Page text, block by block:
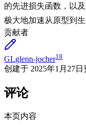
的先进损失函数，以
极大地加速从原型到生
贡献者
GLglenn-jocher18
创建于 2025年1月27日
评论
本页内容